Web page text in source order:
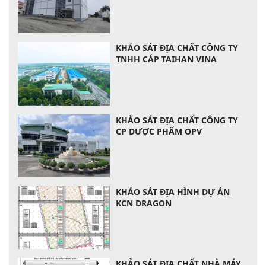
KHẢO SÁT ĐỊA CHẤT CÔNG TY
TNHH CÁP TAIHAN VINA
KHẢO SÁT ĐỊA CHẤT CÔNG TY
CP DƯỢC PHẨM OPV
KHẢO SÁT ĐỊA HÌNH DỰ ÁN
KCN DRAGON